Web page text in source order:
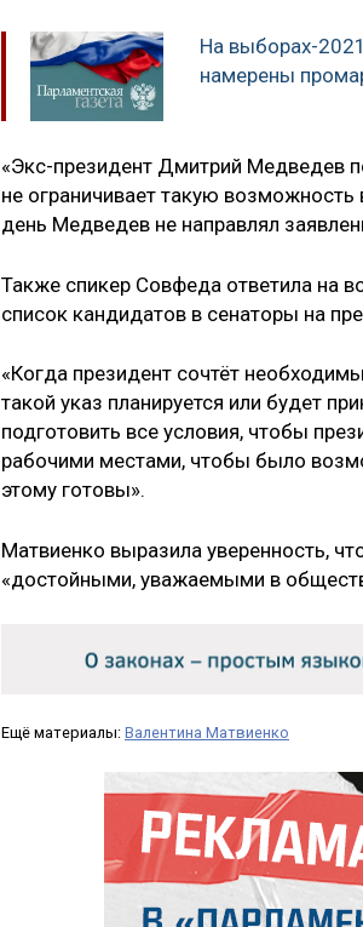
На выборах-
намерены
«Экс-президент Дмитрий Медведев
не ограничивает такую
день Медведев не направлял
Также спикер Совфеда ответила на
список кандидатов в сенаторы на
«Когда президент сочтёт
такой указ планируется или будет
подготовить все условия, чтобы
рабочими местами, чтобы было
этому готовы».
Матвиенко выразила уверенность,
«достойными, уважаемыми в
Ещё материалы: Валентина Матвиенко